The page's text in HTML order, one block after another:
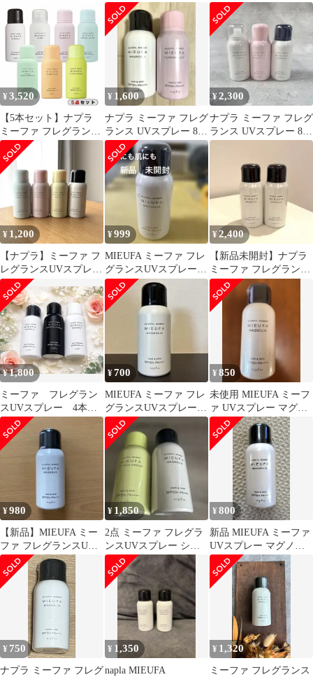
ア 3本セット
ア
¥ 3,520
【5本セット】ナプラ
ミーファ フレグランス
UVスプレー 80g【新品
未使用】
¥ 1,600
ナプラ ミーファ フレグ
ランス UVスプレー 80g
2本セット
¥2,300
ナプラ ミーファ フレグ
ランス UVスプレー 80g
3本セット
¥ 1,200
【ナプラ】ミーファ フ
レグランスUVスプレー
80g 4フレグランス
¥999
MIEUFA ミーファ フレ
グランスUVスプレー
マグノリア 80gオレン
ジ油
¥2,400
【新品未開封】ナプラ
ミーファ フレグランス
UVスプレー マグノリ
ア 2本セット
¥1,800
ミーファ フレグラン
スUVスプレー 4本
まとめ売り
¥700
MIEUFA ミーファ フレ
グランスUVスプレー
マグノリア ナプラ
¥850
未使用 MIEUFA ミーフ
ァ UVスプレー マグノ
リア SPF50+
¥980
【新品】MIEUFA ミー
ファ フレグランスUV
スプレー MAGNOLIA
¥ 1,850
2点 ミーファ フレグラ
ンスUVスプレー シト
ラスグリーン マグノリ
ア
¥800
新品 MIEUFA ミーファ
UVスプレー マグノリ
ア SPF50+
¥ 750
ナプラ ミーファ フレグ
¥ 1,350
napla MIEUFA
¥ 1,320
ミーファ フレグランス